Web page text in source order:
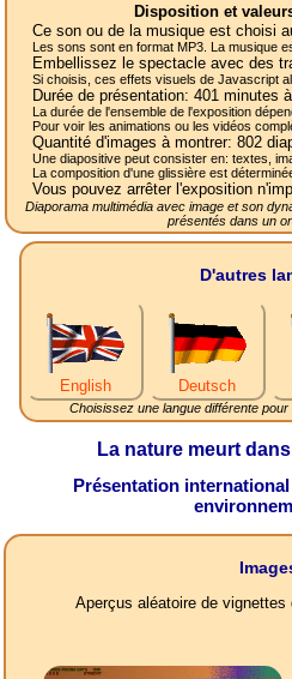
Disposition et
Ce son ou de la musique est choisi
Les sons sont en format MP3. La musique
Embellissez le spectacle avec des
Si choisis, ces effets visuels de Javascript
Durée de présentation: 401 minutes
La durée de l'ensemble de l'exposition
Pour voir les animations ou les vidéos
Quantité d'images à montrer: 802
Une diapositive peut consister en: textes,
La composition d'une glissière est
Vous pouvez arrêter l'exposition
Diaporama multimédia avec image et son
présentés dans un
D'autres
English Deutsch
Choisissez une langue différente
La nature meurt
Présentation
Aperçus aléatoire de vignettes